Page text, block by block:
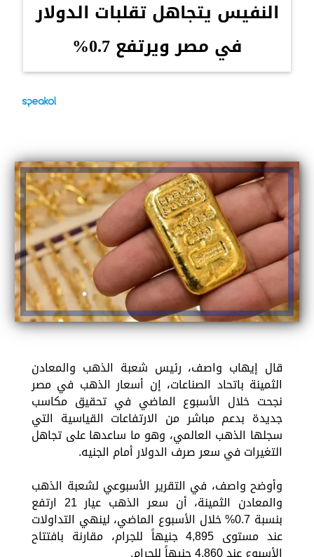
النفيس يتجاهل تقلبات الدولار
في مصر ويرتفع 0.7%
قال إيهاب واصف، رئيس شعبة الذهب والمعادن
الثمينة باتحاد الصناعات، إن أسعار الذهب في مصر
نجحت خلال الأسبوع الماضي في تحقيق مكاسب
جديدة بدعم مباشر من الارتفاعات القياسية التي
سجلها الذهب العالمي، وهو ما ساعدها على تجاهل
التغيرات في سعر صرف الدولار أمام الجنيه.
وأوضح واصف، في التقرير الأسبوعي لشعبة الذهب
والمعادن الثمينة، أن سعر الذهب عيار 21 ارتفع
بنسبة 0.7% خلال الأسبوع الماضي، لينهي التداولات
عند مستوى 4,895 جنيهاً للجرام، مقارنة بافتتاح